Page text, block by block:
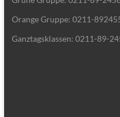
Orange Gruppe: 0211-
Ganztagsklassen: 0211-89-